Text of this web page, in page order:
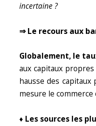
incertaine ?
⇒ Le recours aux
Globalement, le
aux capitaux
hausse des
mesure le commerce
♦ Les sources les